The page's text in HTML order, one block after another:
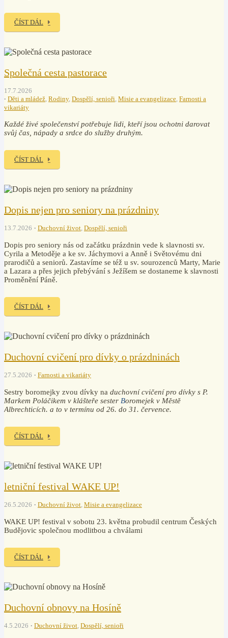
ČÍST DÁL
Společná cesta pastorace
17.7.2026
Děti a mládež, Rodiny, Dospělí, senioři, Misie a evangelizace, Farnosti a
vikariáty
Každé živé společenství potřebuje lidi, kteří jsou ochotni darovat
svůj čas, nápady a srdce do služby druhým.
ČÍST DÁL
Dopis nejen pro seniory na prázdniny
13.7.2026 Duchovní život, Dospělí, senioři
Dopis pro seniory nás od začátku prázdnin vede k slavnosti sv.
Cyrila a Metoděje a ke sv. Jáchymovi a Anně i Světovému dni
prarodičů a seniorů. Zastavíme se též u sv. sourozenců Marty, Marie
a Lazara a přes jejich přebývání s Ježíšem se dostaneme k slavnosti
Proměnění Páně.
ČÍST DÁL
Duchovní cvičení pro dívky o prázdninách
27.5.2026 Farnosti a vikariáty
Sestry boromejky zvou dívky na duchovní cvičení pro dívky s P.
Markem Poláčikem v klášteře sester Boromejek v Městě
Albrechticích. a to v termínu od 26. do 31. července.
ČÍST DÁL
letniční festival WAKE UP!
26.5.2026 Duchovní život, Misie a evangelizace
WAKE UP! festival v sobotu 23. května probudil centrum Českých
Budějovic společnou modlitbou a chválami
ČÍST DÁL
Duchovní obnovy na Hosíně
4.5.2026 Duchovní život, Dospělí, senioři